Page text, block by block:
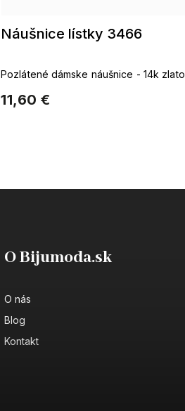
Náušnice lístky 3466
11,60 €
Pozlátené dámske náušnice - 14k zlato
O Bijumoda.sk
O nás
Blog
Kontakt